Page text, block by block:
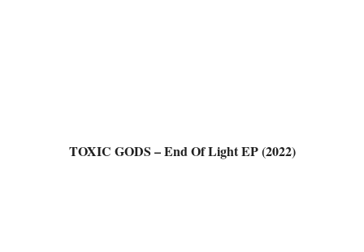
TOXIC GODS – End Of Light EP (2022)